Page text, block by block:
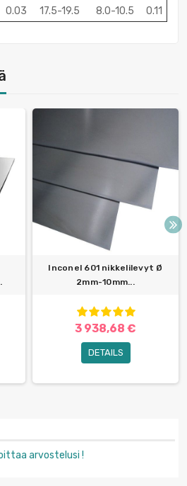
0.03 17.5-19.5 8.0-10.5 0.11
Inconel 601 nikkelilevyt Ø
2mm-10mm...
3 938,68 €
DETAILS
arvostelusi !